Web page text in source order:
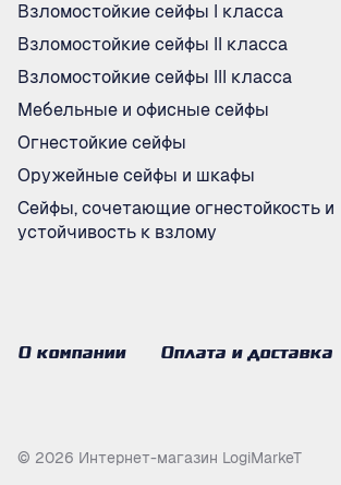
Взломостойкие сейфы I класса
Взломостойкие сейфы II класса
Взломостойкие сейфы III класса
Мебельные и офисные сейфы
Огнестойкие сейфы
Оружейные сейфы и шкафы
Сейфы, сочетающие огнестойкость и
устойчивость к взлому
О компании Оплата и доставка
© 2026 Интернет-магазин LogiMarkeT